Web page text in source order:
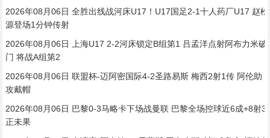
2026年08月06日 全胜出线战河床U17！U17国足2-1十人药厂U17 赵松
源登场1分钟传射
2026年08月06日 上海U17 2-2河床锁定B组第1 吕孟洋点射阿布力米破
门 将战A组第2
2026年08月06日 联盟杯-迈阿密国际4-2圣路易斯 梅西2射1传 阿伦助
攻戴帽
2026年08月06日 巴黎0-3马略卡下场战曼联 巴黎全场控球近6成+8射3
正未果